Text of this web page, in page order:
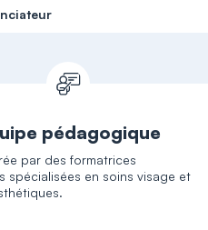
pédagogique
par des formatrices
spécialisées en soins visage et